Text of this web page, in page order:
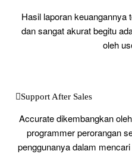
Hasil laporan keuangannya
dan sangat akurat begitu
oleh
Support After Sales
Accurate dikembangkan
programmer perorangan
penggunanya dalam